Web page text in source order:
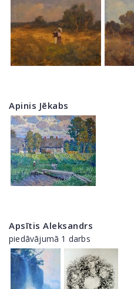
Apinis Jēkabs
Apsītis Aleksandrs
piedāvājumā 1 darbs